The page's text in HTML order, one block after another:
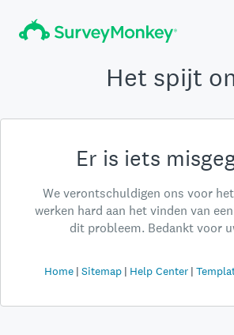
Het spijt
Er is iets
We verontschuldigen ons voor
werken hard aan het vinden van
dit probleem. Bedankt voor
Home Sitemap Help Center